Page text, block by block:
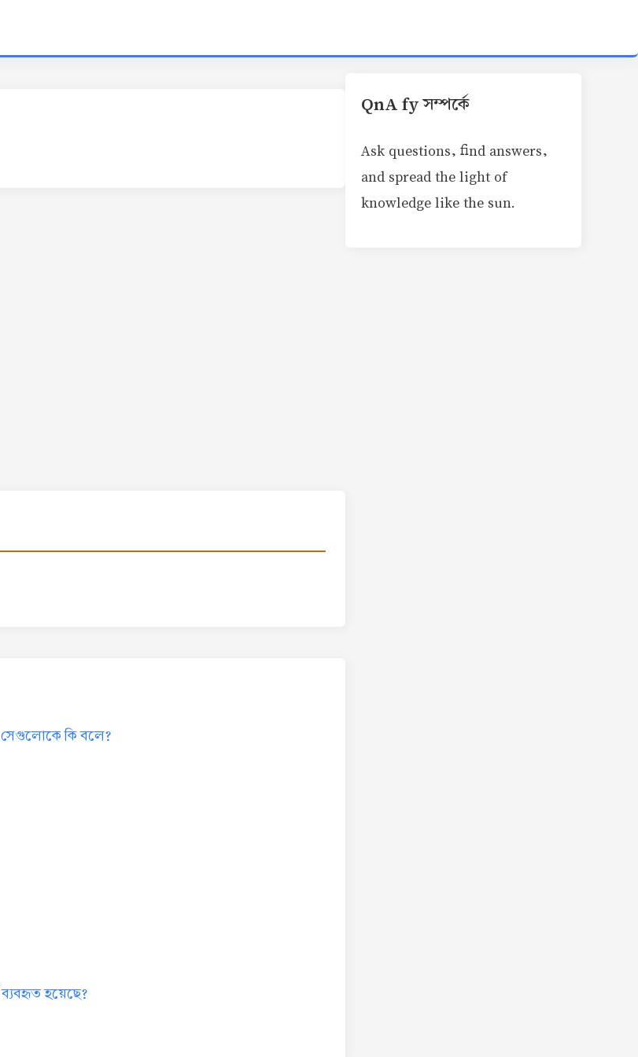
সেগুলোকে কি বলে?
ব্যবহৃত হয়েছে?
QnA fy সম্পর্কে
Ask questions, find answers,
and spread the light of
knowledge like the sun.